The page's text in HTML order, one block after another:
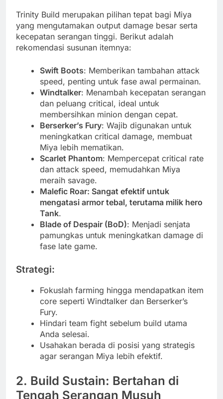
Trinity Build merupakan pilihan tepat bagi Miya
yang mengutamakan output damage besar serta
kecepatan serangan tinggi. Berikut adalah
rekomendasi susunan itemnya:
Swift Boots: Memberikan tambahan attack
speed, penting untuk fase awal permainan.
Windtalker: Menambah kecepatan serangan
dan peluang critical, ideal untuk
membersihkan minion dengan cepat.
Berserker’s Fury: Wajib digunakan untuk
meningkatkan critical damage, membuat
Miya lebih mematikan.
Scarlet Phantom: Mempercepat critical rate
dan attack speed, memudahkan Miya
meraih savage.
Malefic Roar: Sangat efektif untuk
mengatasi armor tebal, terutama milik hero
Tank.
Blade of Despair (BoD): Menjadi senjata
pamungkas untuk meningkatkan damage di
fase late game.
Strategi:
Fokuslah farming hingga mendapatkan item
core seperti Windtalker dan Berserker’s
Fury.
Hindari team fight sebelum build utama
Anda selesai.
Usahakan berada di posisi yang strategis
agar serangan Miya lebih efektif.
2. Build Sustain: Bertahan di
Tengah Serangan Musuh